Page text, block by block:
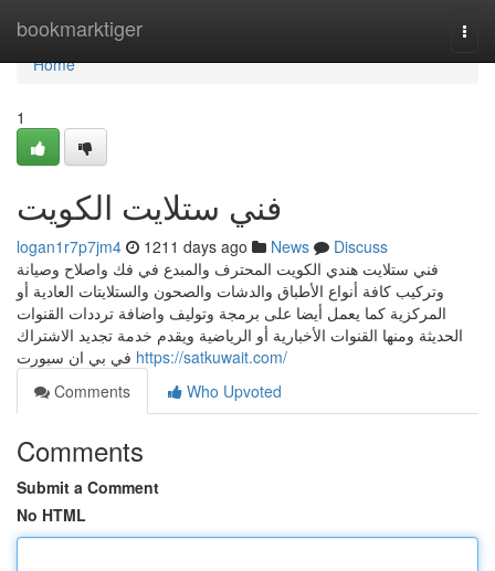
bookmarktiger
Home
Home
1
فني ستلايت الكويت
logan1r7p7jm4 1211 days ago News
Discuss
فني ستلايت هندي الكويت المحترف والمبدع في فك واصلاح وصيانة
وتركيب كافة أنواع الأطباق والدشات والصحون والستلايتات العادية أو
المركزية كما يعمل أيضا على برمجة وتوليف واضافة ترددات القنوات
الحديثة ومنها القنوات الأخبارية أو الرياضية ويقدم خدمة تجديد الاشتراك
https://satkuwait.com/
Comments
Who Upvoted
Comments
Submit a Comment
No HTML